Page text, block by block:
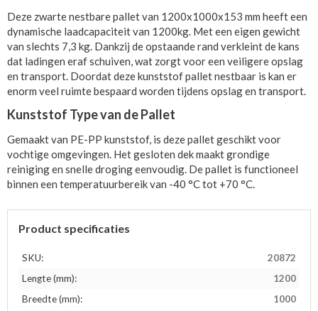
Deze zwarte nestbare pallet van 1200x1000x153 mm heeft een
dynamische laadcapaciteit van 1200kg. Met een eigen gewicht
van slechts 7,3 kg. Dankzij de opstaande rand verkleint de kans
dat ladingen eraf schuiven, wat zorgt voor een veiligere opslag
en transport. Doordat deze kunststof pallet nestbaar is kan er
enorm veel ruimte bespaard worden tijdens opslag en transport.
Kunststof Type van de Pallet
Gemaakt van PE-PP kunststof, is deze pallet geschikt voor
vochtige omgevingen. Het gesloten dek maakt grondige
reiniging en snelle droging eenvoudig. De pallet is functioneel
binnen een temperatuurbereik van -40 °C tot +70 °C.
Product specificaties
SKU:
20872
Lengte (mm):
1200
Breedte (mm):
1000